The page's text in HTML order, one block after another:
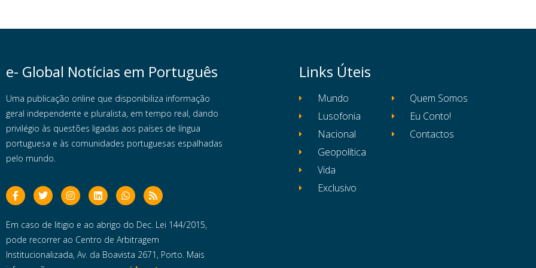
e- Global Notícias em Português
Uma publicação online que disponibiliza informação
geral independente e pluralista, em tempo real, dando
privilégio às questões ligadas aos países de língua
portuguesa e às comunidades portuguesas espalhadas
pelo mundo.
Em caso de litigio e ao abrigo do Dec. Lei 144/2015,
pode recorrer ao Centro de Arbitragem
Institucionalizada, Av. da Boavista 2671, Porto. Mais
Links Úteis
Mundo
Lusofonia
Nacional
Geopolítica
Vida
Exclusivo
Quem Somos
Eu Conto!
Contactos